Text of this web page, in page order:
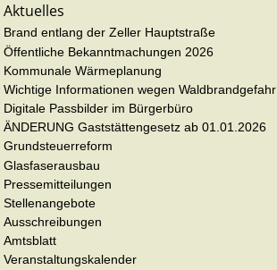
Aktuelles
Brand entlang der Zeller Hauptstraße
Öffentliche Bekanntmachungen 2026
Kommunale Wärmeplanung
Wichtige Informationen wegen Waldbrandgefahr
Digitale Passbilder im Bürgerbüro
ÄNDERUNG Gaststättengesetz ab 01.01.2026
Grundsteuerreform
Glasfaserausbau
Pressemitteilungen
Stellenangebote
Ausschreibungen
Amtsblatt
Veranstaltungskalender